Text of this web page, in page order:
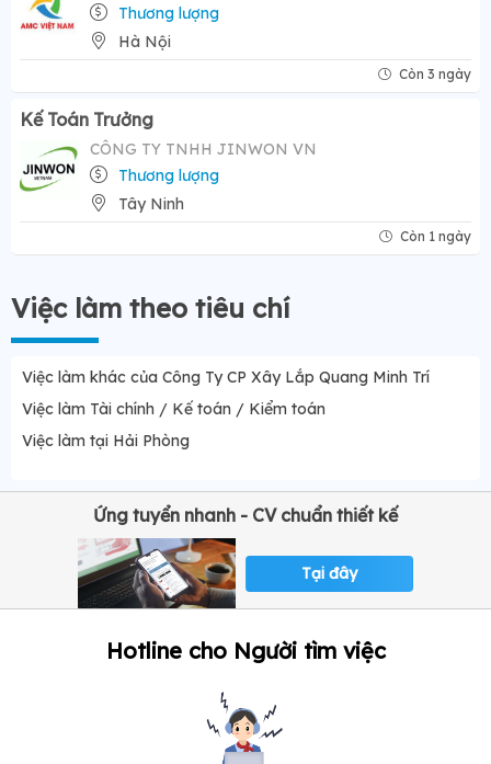
Thương lượng
Hà Nội
Còn 3 ngày
Kế Toán Trưởng
CÔNG TY TNHH JINWON VN
Thương lượng
Tây Ninh
Còn 1 ngày
Việc làm theo tiêu chí
Việc làm khác của Công Ty CP Xây Lắp Quang Minh Trí
Việc làm Tài chính / Kế toán / Kiểm toán
Việc làm tại Hải Phòng
Ứng tuyển nhanh - CV chuẩn thiết kế
Tại đây
Hotline cho Người tìm việc